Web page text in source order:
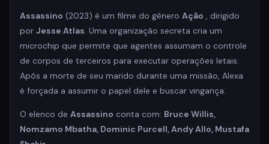
Assassino (2023) é um filme do gênero Ação , dirigido
por Jesse Atlas. Uma organização secreta cria um
microchip que permite que agentes assumam o controle
de corpos de terceiros para executar operações letais.
Após a morte de seu marido durante uma missão, Alexa
é forçada a assumir o papel dele e buscar vingança.
O elenco de Assassino conta com: Bruce Willis,
Nomzamo Mbatha, Dominic Purcell, Andy Allo, Mustafa